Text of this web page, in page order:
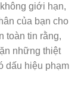
giới hạn,
của bạn cho
toàn tin rằng,
những thiệt
dấu hiệu phạm